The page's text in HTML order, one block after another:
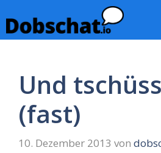
Inhalt
springen
Und
(fast)
10. Dezember 2013 von